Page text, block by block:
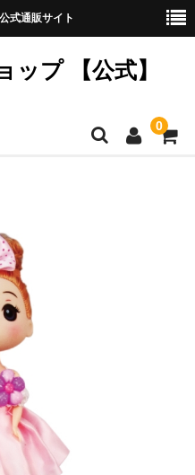
式通販サイト
ップ 【公式】
0
）